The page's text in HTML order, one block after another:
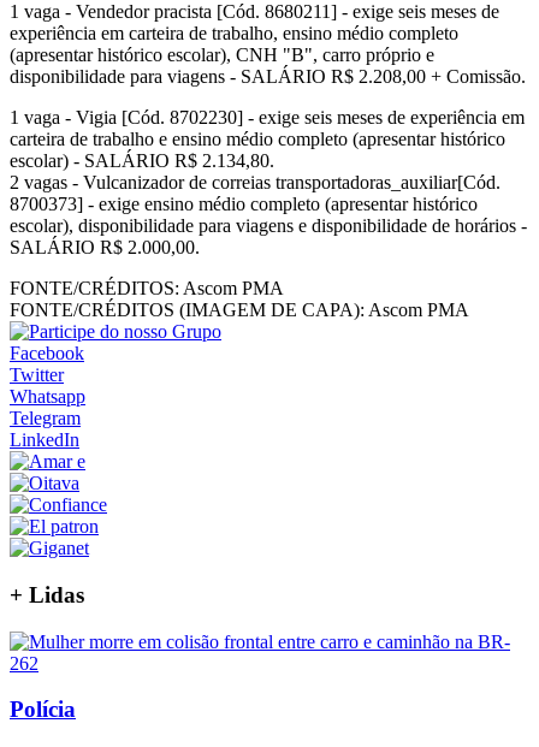
1 vaga - Vendedor pracista [Cód. 8680211] - exige seis meses de
experiência em carteira de trabalho, ensino médio completo
(apresentar histórico escolar), CNH "B", carro próprio e
disponibilidade para viagens - SALÁRIO R$ 2.208,00 + Comissão.
1 vaga - Vigia [Cód. 8702230] - exige seis meses de experiência em
carteira de trabalho e ensino médio completo (apresentar histórico
escolar) - SALÁRIO R$ 2.134,80.
2 vagas - Vulcanizador de correias transportadoras_auxiliar[Cód.
8700373] - exige ensino médio completo (apresentar histórico
escolar), disponibilidade para viagens e disponibilidade de horários -
SALÁRIO R$ 2.000,00.
FONTE/CRÉDITOS: Ascom PMA
FONTE/CRÉDITOS (IMAGEM DE CAPA): Ascom PMA
Facebook
Twitter
Whatsapp
Telegram
LinkedIn
+ Lidas
Polícia